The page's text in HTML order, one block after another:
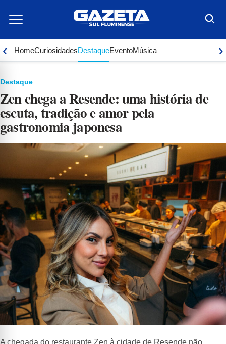
para
conteúdo
‹ HomeCuriosidadesDestaqueEventoMúsica ›
Destaque
Zen chega a Resende: uma história de
escuta, tradição e amor pela
gastronomia japonesa
A chegada do restaurante Zen à cidade de Resende não